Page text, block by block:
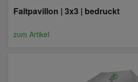
Faltpavillon | 3x3 | bedruckt
zum Artikel